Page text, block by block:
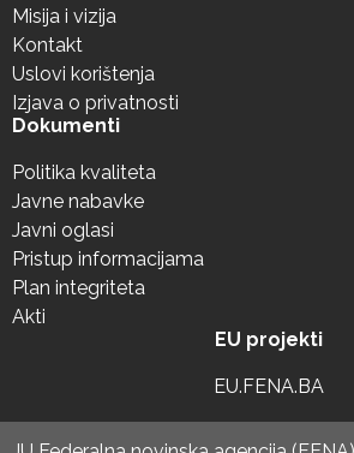
Misija i vizija
Kontakt
Uslovi korištenja
Izjava o privatnosti
Dokumenti
Politika kvaliteta
Javne nabavke
Javni oglasi
Pristup informacijama
Plan integriteta
Akti
EU projekti
EU.FENA.BA